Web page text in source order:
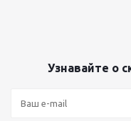
Узнавайте о